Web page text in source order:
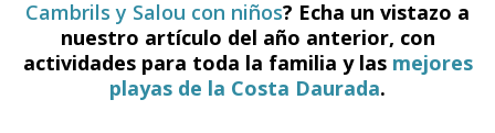
Cambrils y Salou con niños? Echa un vistazo a
nuestro artículo del año anterior, con
actividades para toda la familia y las mejores
playas de la Costa Daurada.